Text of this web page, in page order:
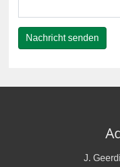
Nachricht senden
J.